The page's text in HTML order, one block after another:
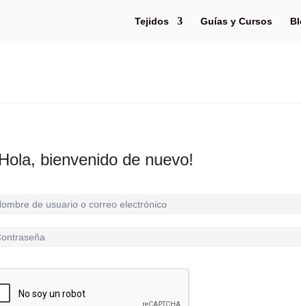
Tejidos Guías y Cursos
bienvenido de nuevo!